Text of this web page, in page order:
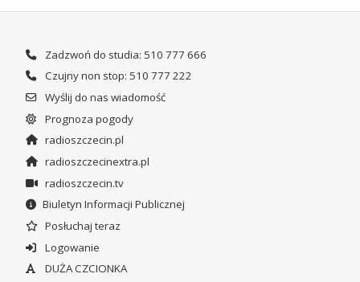
Zadzwoń do studia: 510 777 666
Czujny non stop: 510 777 222
Wyślij do nas wiadomość
Prognoza pogody
radioszczecin.pl
radioszczecinextra.pl
radioszczecin.tv
Biuletyn Informacji Publicznej
Posłuchaj teraz
Logowanie
DUŻA CZCIONKA